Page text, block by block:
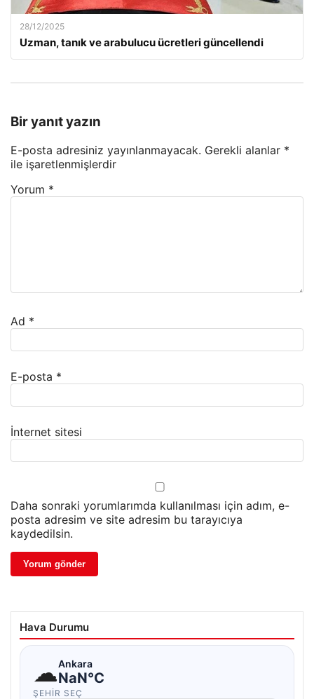
28/12/2025
Uzman, tanık ve arabulucu ücretleri güncellendi
Bir yanıt yazın
E-posta adresiniz yayınlanmayacak. Gerekli alanlar *
ile işaretlenmişlerdir
Yorum *
Ad *
E-posta *
İnternet sitesi
Daha sonraki yorumlarımda kullanılması için adım, e-
posta adresim ve site adresim bu tarayıcıya
kaydedilsin.
Hava Durumu
☁Ankara
NaN°C
ŞEHIR SEÇ